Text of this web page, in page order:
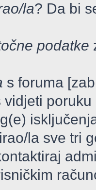
la? Da bi
podatke
s foruma
la sve tri